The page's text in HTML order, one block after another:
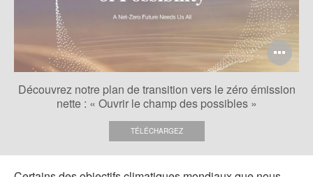
Découvrez notre plan de transition vers le zéro émission
nette : « Ouvrir le champ des possibles »
TÉLÉCHARGEZ